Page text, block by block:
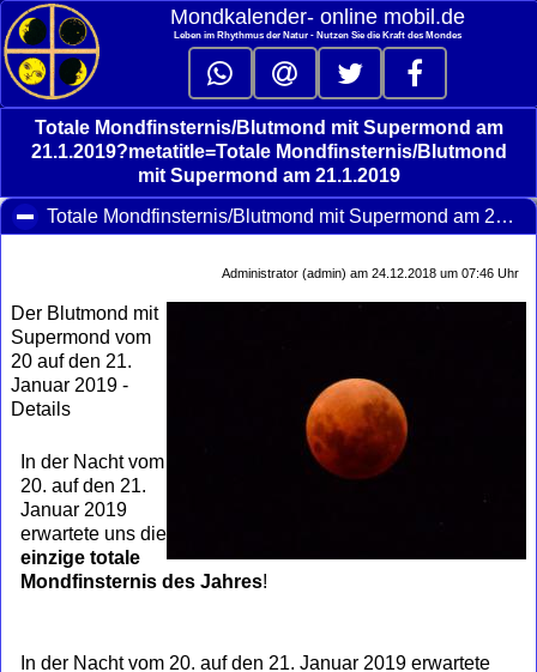
Mondkalender‑ online mobil.de
Leben im Rhythmus der Natur - Nutzen Sie die Kraft des Mondes
Totale Mondfinsternis/Blutmond mit Supermond am
21.1.2019?metatitle=Totale Mondfinsternis/Blutmond
mit Supermond am 21.1.2019
Totale Mondfinsternis/Blutmond mit Supermond am 21.1.2019
Administrator (admin) am 24.12.2018 um 07:46 Uhr
Der Blutmond mit
Supermond vom
20 auf den 21.
Januar 2019 -
Details
In der Nacht vom
20. auf den 21.
Januar 2019
erwartete uns die
einzige totale
Mondfinsternis des Jahres!
In der Nacht vom 20. auf den 21. Januar 2019 erwartete